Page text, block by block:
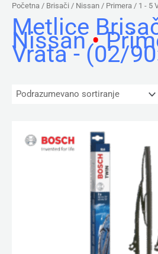
Početna / Brisači / Nissan / Primera / 1 - 5
Metlice
Nissan•
Vrata - (02/